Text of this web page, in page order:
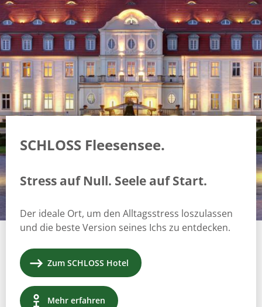
SCHLOSS Fleesensee.
Stress auf Null. Seele auf Start.
Der ideale Ort, um den Alltagsstress loszulassen
und die beste Version seines Ichs zu entdecken.
Zum SCHLOSS Hotel
Mehr erfahren